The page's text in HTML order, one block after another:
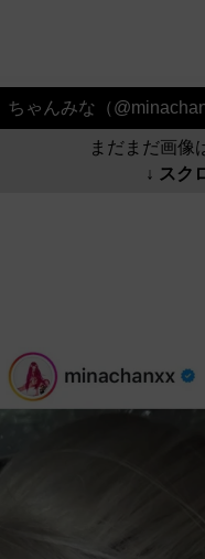
ちゃんみな（
まだまだ画像
↓ スク